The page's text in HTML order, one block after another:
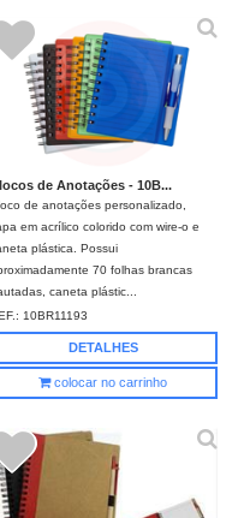
de Anotações - 10B...
de anotações personalizado,
em acrílico colorido com wire-o e
plástica. Possui
70 folhas brancas
caneta plástic...
10BR11193
DETALHES
colocar no carrinho